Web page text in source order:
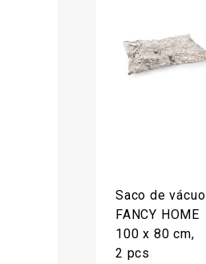
Saco de vácuo
FANCY HOME
100 x 80 cm,
2 pcs